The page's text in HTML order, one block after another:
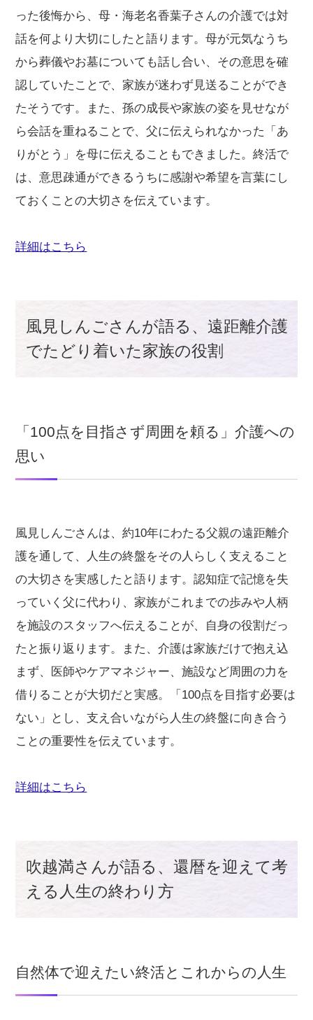
った後悔から、母・海老名香葉子さんの介護では対
話を何より大切にしたと語ります。母が元気なうち
から葬儀やお墓についても話し合い、その意思を確
認していたことで、家族が迷わず見送ることができ
たそうです。また、孫の成長や家族の姿を見せなが
ら会話を重ねることで、父に伝えられなかった「あ
りがとう」を母に伝えることもできました。終活で
は、意思疎通ができるうちに感謝や希望を言葉にし
ておくことの大切さを伝えています。
詳細はこちら
風見しんごさんが語る、遠距離介護
でたどり着いた家族の役割
「100点を目指さず周囲を頼る」介護への
思い
風見しんごさんは、約10年にわたる父親の遠距離介
護を通して、人生の終盤をその人らしく支えること
の大切さを実感したと語ります。認知症で記憶を失
っていく父に代わり、家族がこれまでの歩みや人柄
を施設のスタッフへ伝えることが、自身の役割だっ
たと振り返ります。また、介護は家族だけで抱え込
まず、医師やケアマネジャー、施設など周囲の力を
借りることが大切だと実感。「100点を目指す必要は
ない」とし、支え合いながら人生の終盤に向き合う
ことの重要性を伝えています。
詳細はこちら
吹越満さんが語る、還暦を迎えて考
える人生の終わり方
自然体で迎えたい終活とこれからの人生